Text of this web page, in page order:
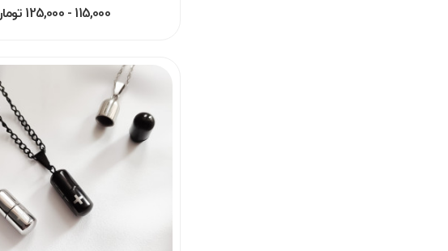
115,000 - 125,000 تومان